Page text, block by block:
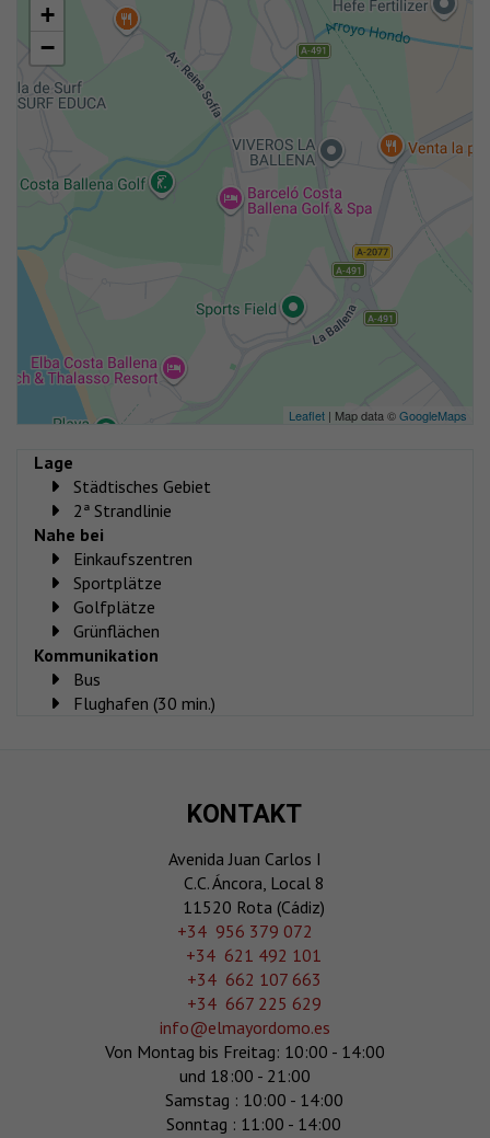
+
−
Leaflet | Map data ©GoogleMaps
Lage
Städtisches Gebiet
2ª Strandlinie
Nahe bei
Einkaufszentren
Sportplätze
Golfplätze
Grünflächen
Kommunikation
Bus
Flughafen (30 min.)
KONTAKT
Avenida Juan Carlos I
C.C. Áncora, Local 8
11520 Rota (Cádiz)
‎+34 956 379 072
+34 621 492 101
+34 662 107 663
+34 667 225 629
info@elmayordomo.es
Von Montag bis Freitag: 10:00 - 14:00
und 18:00 - 21:00
Samstag : 10:00 - 14:00
Sonntag : 11:00 - 14:00